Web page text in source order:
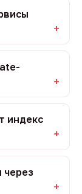
индекс
через